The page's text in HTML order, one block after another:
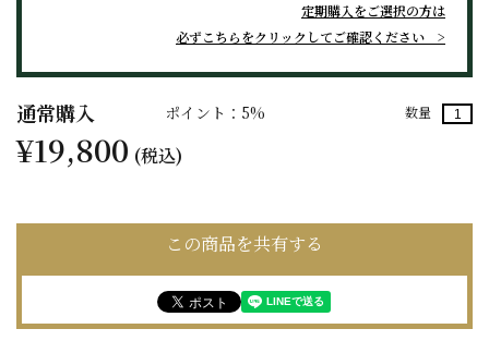
定期購入をご選択の方は
必ずこちらをクリックしてご確認ください
通常購入 ポイント：5% 数量
¥19,800 (税込)
この商品を共有する